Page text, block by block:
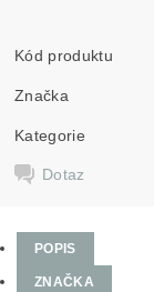
Kód produktu
Značka
Kategorie
Dotaz
POPIS
ZNAČKA